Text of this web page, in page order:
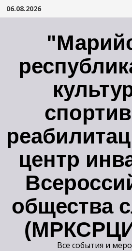
Перейти
06.08.2026
центр
общества
Все события и